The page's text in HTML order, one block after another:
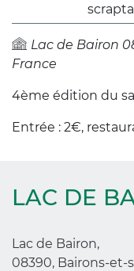
Lac de Bairon
France
4ème édition du
Entrée : 2€,
LAC DE
Lac de Bairon,
08390, Bairons-et-